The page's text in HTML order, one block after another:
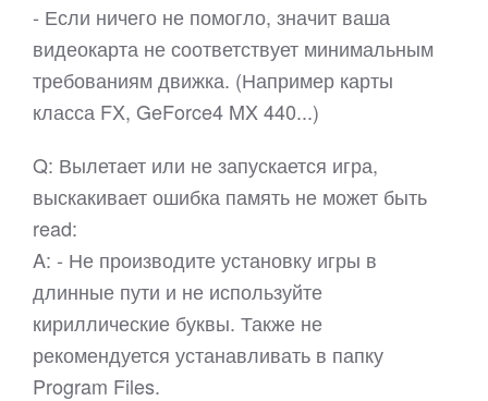
- Если ничего не помогло, значит ваша
видеокарта не соответствует минимальным
требованиям движка. (Например карты
класса FX, GeForce4 MX 440...)
Q: Вылетает или не запускается игра,
выскакивает ошибка память не может быть
read:
A: - Не производите установку игры в
длинные пути и не используйте
кириллические буквы. Также не
рекомендуется устанавливать в папку
Program Files.